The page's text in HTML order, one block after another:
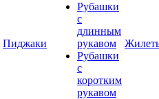
Пиджаки
Рубашки
с
длинным
рукавом
Рубашки
с
коротким
рукавом